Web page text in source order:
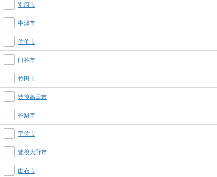
別府市
中津市
佐伯市
臼杵市
竹田市
豊後高田市
杵築市
宇佐市
豊後大野市
由布市